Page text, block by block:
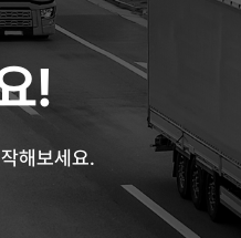
!
해보세요.